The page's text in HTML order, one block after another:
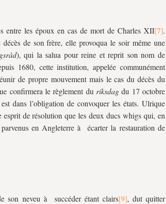
entre les époux en cas de mort de Charles XII
.
de son frère, elle provoqua le soir même une
), qui la salua pour reine et reprit son nom de
1680, cette institution, appelée communément
de propre mouvement mais le cas du décès du
confirmera le règlement du riksdag du 17 octobre
dans l’obligation de convoquer les états. Ulrique
de résolution que les deux ducs whigs qui, en
en Angleterre à écarter la restauration de
son neveu à succéder étant clairs
, dut quitter